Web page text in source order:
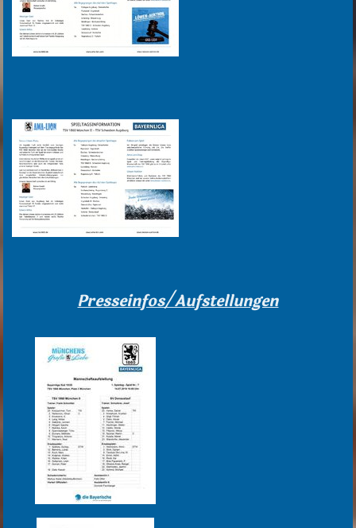
Presseinfos/Aufstellungen